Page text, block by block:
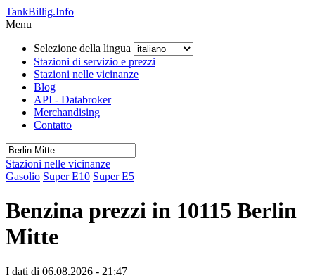
TankBillig.Info
Menu
Selezione della lingua
Stazioni di servizio e prezzi
Stazioni nelle vicinanze
Blog
API - Databroker
Merchandising
Contatto
Stazioni nelle vicinanze
Gasolio Super E10 Super E5
Benzina prezzi in 10115 Berlin
Mitte
I dati di 06.08.2026 - 21:47